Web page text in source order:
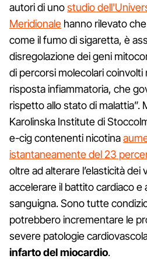
autori di unostudio
Meridionale hanno rilevato
come il fumo di sigaretta, è
disregolazione dei geni
di percorsi molecolari coinvolti
risposta infiammatoria, che
rispetto allo stato di malattia”.
Karolinska Institute di
e-cig contenenti nicotina
istantaneamente del 23
oltre ad alterare l’elasticità dei
accelerare il battito cardiaco
sanguigna. Sono tutte
potrebbero incrementare le
severe patologie
infarto del miocardio.